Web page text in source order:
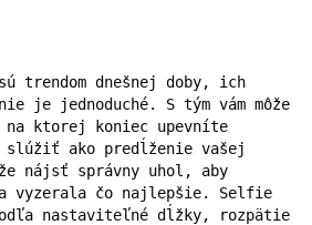
trendom dnešnej doby, ich
je jednoduché. S tým vám môže
ktorej koniec upevníte
ako predĺženie vašej
nájsť správny uhol, aby
vyzerala čo najlepšie. Selfie
nastaviteľné dĺžky, rozpätie